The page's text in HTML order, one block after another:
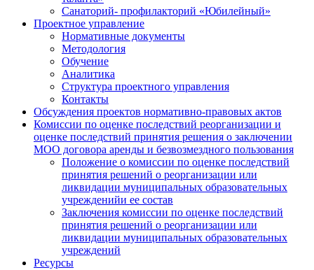
Санаторий- профилакторий «Юбилейный»
Проектное управление
Нормативные документы
Методология
Обучение
Аналитика
Структура проектного управления
Контакты
Обсуждения проектов нормативно-правовых актов
Комиссии по оценке последствий реорганизации и
оценке последствий принятия решения о заключении
МОО договора аренды и безвозмездного пользования
Положение о комиссии по оценке последствий
принятия решений о реорганизации или
ликвидации муниципальных образовательных
учрежденийи ее состав
Заключения комиссии по оценке последствий
принятия решений о реорганизации или
ликвидации муниципальных образовательных
учреждений
Ресурсы